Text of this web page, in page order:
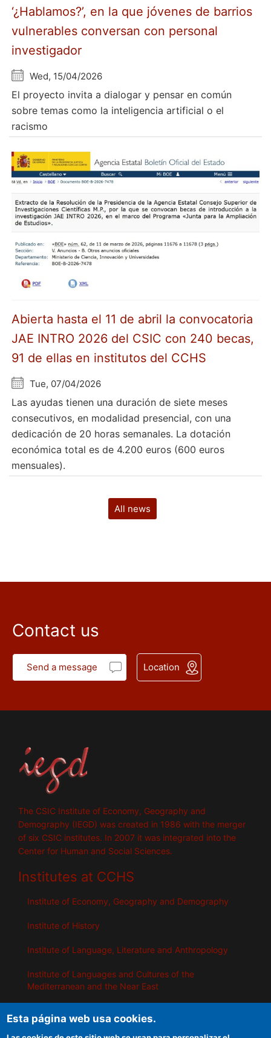
‘¿Hablamos?’, en la que jóvenes de barrios
vulnerables conversan con personal
investigador
Wed, 15/04/2026
El proyecto invita a dialogar y pensar en común
sobre temas como la inteligencia artificial o el
racismo
Abierta hasta el 11 de abril la convocatoria
JAE INTRO 2026 del CSIC con 240 becas,
91 de ellas en institutos del CCHS
Tue, 07/04/2026
Las ayudas tienen una duración de siete meses
consecutivos, en modalidad presencial, con una
dedicación de 20 horas semanales. La dotación
económica total es de 4.200 euros (600 euros
mensuales).
All news
Contact us
Send a message Location
The CSIC Institute of Economy, Geography and
Demography (IEGD) was created in 1986 with the merger
of six CSIC institutes. In 2007 it was integrated into the
Center for Human and Social Sciences.
Institutes at CCHS
Institute of Economy, Geography and Demography
Institute of History
Institute of Language, Literature and Anthropology
Institute of Languages ​​and Cultures of the
Mediterranean and the Near East
Institute of Public Policies and Goods
Esta página web usa cookies.